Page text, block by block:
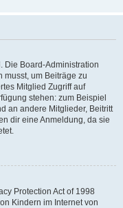
Die Board-Administration
musst, um Beiträge zu
Mitglied Zugriff auf
stehen: zum Beispiel
an andere Mitglieder, Beitritt
dir eine Anmeldung, da sie
Protection Act of 1998
Kindern im Internet von